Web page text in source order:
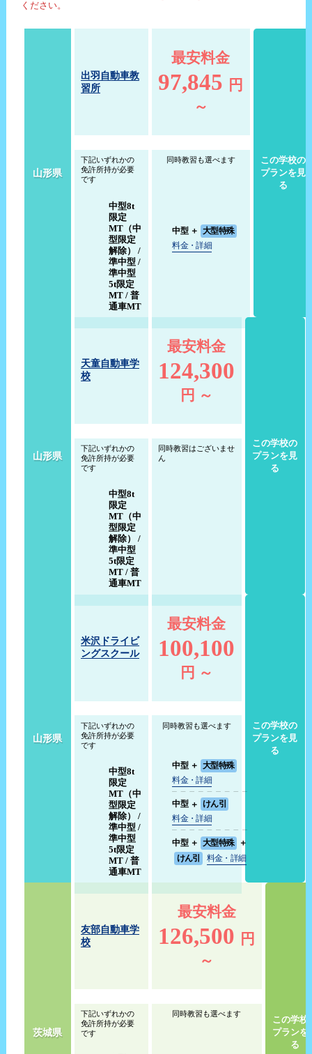
ください。
山形県
出羽自動車教
習所
最安料金
97,845 円
～
下記いずれかの
免許所持が必要
です
中型8t
限定
MT（中
型限定
解除） /
準中型 /
準中型
5t限定
MT / 普
通車MT
同時教習も選べます
中型 ＋ 大型特殊
料金・詳細
この学校の
プランを見
る
山形県
天童自動車学
校
最安料金
124,300
円 ～
下記いずれかの
免許所持が必要
です
中型8t
限定
MT（中
型限定
解除） /
準中型
5t限定
MT / 普
通車MT
同時教習はございませ
ん
この学校の
プランを見
る
山形県
米沢ドライビ
ングスクール
最安料金
100,100
円 ～
下記いずれかの
免許所持が必要
です
中型8t
限定
MT（中
型限定
解除） /
準中型 /
準中型
5t限定
MT / 普
通車MT
同時教習も選べます
中型 ＋ 大型特殊
料金・詳細
中型 ＋ けん引
料金・詳細
中型 ＋ 大型特殊
＋
けん引
料金・詳細
この学校の
プランを見
る
茨城県
友部自動車学
校
最安料金
126,500 円
～
下記いずれかの
免許所持が必要
です
同時教習も選べます
この学校
プランを
る